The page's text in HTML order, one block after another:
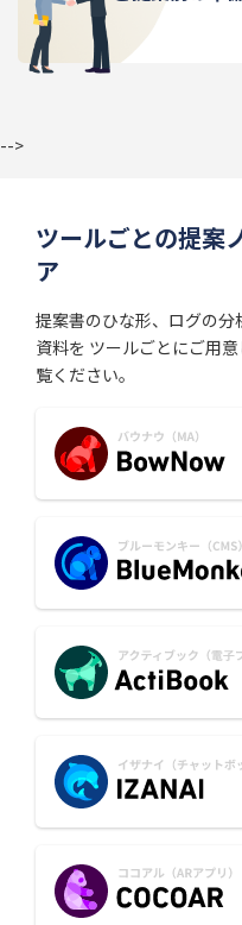
-->
ツールごとの提案
ア
提案書のひな形、ログの
資料を ツールごとにご用
覧ください。